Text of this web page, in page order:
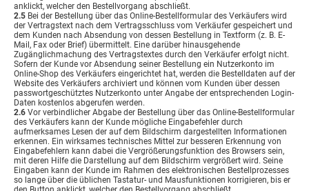
anklickt, welcher den Bestellvorgang abschließt.
2.5 Bei der Bestellung über das Online-Bestellformular des Verkäufers wird
der Vertragstext nach dem Vertragsschluss vom Verkäufer gespeichert und
dem Kunden nach Absendung von dessen Bestellung in Textform (z. B. E-
Mail, Fax oder Brief) übermittelt. Eine darüber hinausgehende
Zugänglichmachung des Vertragstextes durch den Verkäufer erfolgt nicht.
Sofern der Kunde vor Absendung seiner Bestellung ein Nutzerkonto im
Online-Shop des Verkäufers eingerichtet hat, werden die Bestelldaten auf der
Website des Verkäufers archiviert und können vom Kunden über dessen
passwortgeschütztes Nutzerkonto unter Angabe der entsprechenden Login-
Daten kostenlos abgerufen werden.
2.6 Vor verbindlicher Abgabe der Bestellung über das Online-Bestellformular
des Verkäufers kann der Kunde mögliche Eingabefehler durch
aufmerksames Lesen der auf dem Bildschirm dargestellten Informationen
erkennen. Ein wirksames technisches Mittel zur besseren Erkennung von
Eingabefehlern kann dabei die Vergrößerungsfunktion des Browsers sein,
mit deren Hilfe die Darstellung auf dem Bildschirm vergrößert wird. Seine
Eingaben kann der Kunde im Rahmen des elektronischen Bestellprozesses
so lange über die üblichen Tastatur- und Mausfunktionen korrigieren, bis er